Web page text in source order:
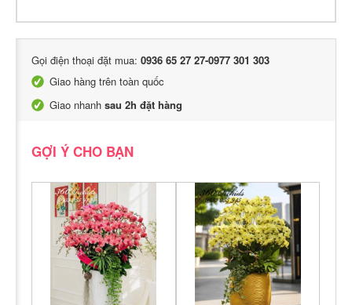
Gọi điện thoại đặt mua: 0936 65 27 27-0977 301 303
Giao hàng trên toàn quốc
Giao nhanh sau 2h đặt hàng
GỢI Ý CHO BẠN